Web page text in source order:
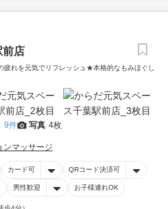
前店
疲れを元気でリフレッシュ★本格的なもみほぐし
9件 写真 4枚
ンマッサージ
カード可 QRコード決済可
男性歓迎 お子様連れOK